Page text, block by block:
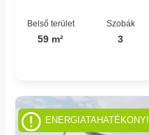
Belső terület
59 m²
Szobák
3
ENERGIATAHATÉKONY!